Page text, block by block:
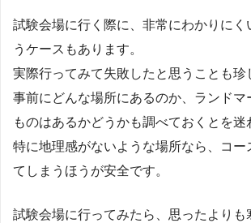
試験会場に行く際に、非常にわかりにく
うケースもあります。
実際行ってみて失敗したと思うことも珍
事前にどんな場所にあるのか、ランドマ
ものはあるかどうかも調べておくとを迷
特に地理感がないような場所なら、コー
てしまうほうが安全です。
試験会場に行ってみたら、思ったよりも